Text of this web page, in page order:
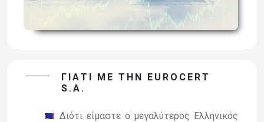
ΓΙΑΤΙ ΜΕ ΤΗΝ EUROCERT
S.A.
Διότι είμαστε ο μεγαλύτερος Ελληνικός